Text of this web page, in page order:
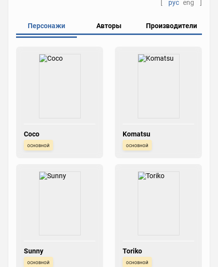
рус eng
Персонажи Авторы Производители
Coco
основной
Komatsu
основной
Sunny
основной
Toriko
основной